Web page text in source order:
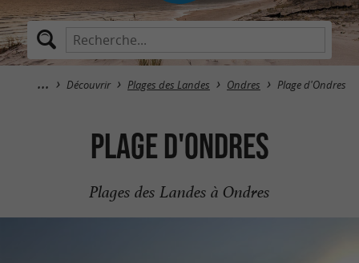
Découvrir Plages des Landes Ondres Plage d'Ondres
Plage d'Ondres
Plages des Landes à Ondres